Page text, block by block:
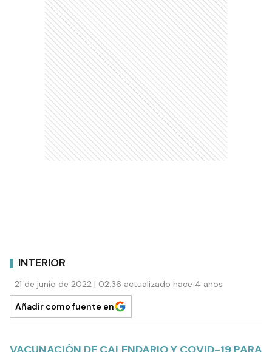
INTERIOR
21 de junio de 2022 | 02:36 actualizado hace 4 años
Añadir como fuente en